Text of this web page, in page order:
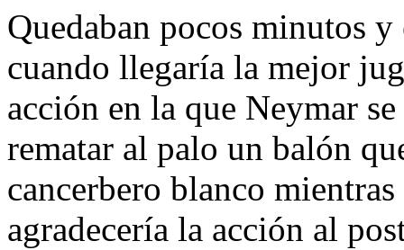
Quedaban pocos minutos
cuando llegaría la mejor
acción en la que Neymar
rematar al palo un balón
cancerbero blanco
agradecería la acción al